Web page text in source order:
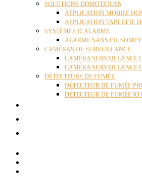
SOLUTIONS DOMOTIQUES
APPLICATION MOBILE
APPLICATION TABLETTE
SYSTÈMES D’ALARME
ALARME SANS FIL SOMFY
CAMÉRAS DE SURVEILLANCE
CAMÉRA SURVEILLANCE
CAMÉRA SURVEILLANCE
DÉTECTEURS DE FUMÉE
DÉTECTEUR DE FUMÉE
DÉTECTEUR DE FUMÉE